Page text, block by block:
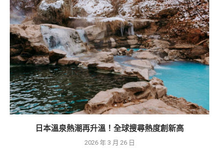
日本溫泉熱潮再升溫！全球搜尋熱度創新高
2026 年 3 月 26 日